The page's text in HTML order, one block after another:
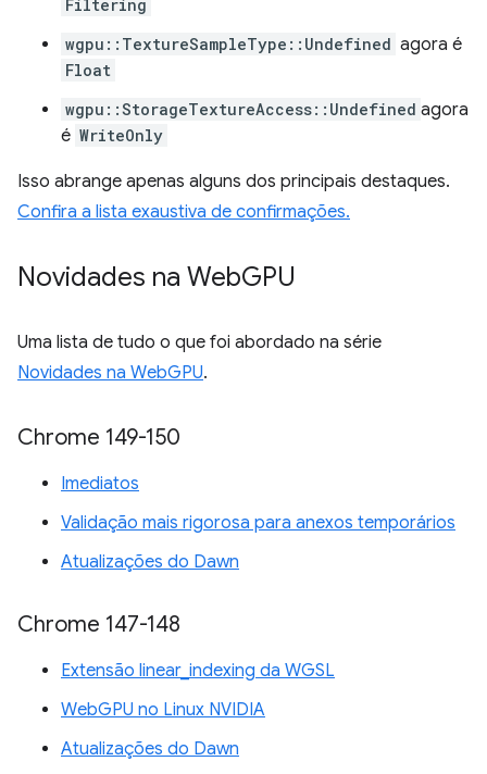
Filtering
wgpu::TextureSampleType::Undefined agora é
Float
wgpu::StorageTextureAccess::Undefined agora
é WriteOnly
Isso abrange apenas alguns dos principais destaques.
Confira a lista exaustiva de confirmações.
Novidades na WebGPU
Uma lista de tudo o que foi abordado na série
Novidades na WebGPU.
Chrome 149-150
Imediatos
Validação mais rigorosa para anexos temporários
Atualizações do Dawn
Chrome 147-148
Extensão linear_indexing da WGSL
WebGPU no Linux NVIDIA
Atualizações do Dawn